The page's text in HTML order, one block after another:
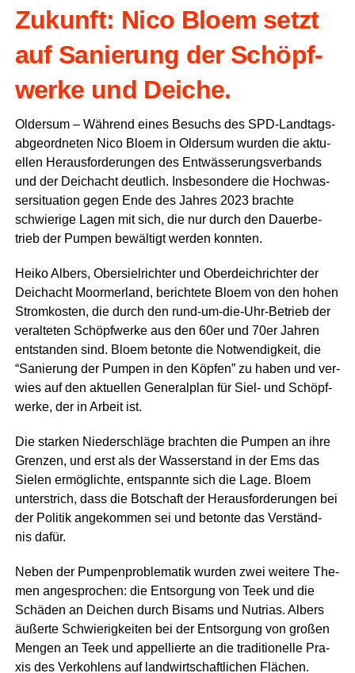
Zukunft: Nico Blo­em setzt
auf Sanie­rung der Schöpf­
wer­ke und Deiche.
Older­sum – Wäh­rend eines Besuchs des SPD-Land­tags­
ab­ge­ord­ne­ten Nico Blo­em in Older­sum wur­den die aktu­
el­len Her­aus­for­de­run­gen des Ent­wäs­se­rungs­ver­bands
und der Deich­acht deut­lich. Ins­be­son­de­re die Hoch­was­
ser­si­tua­ti­on gegen Ende des Jah­res 2023 brach­te
schwie­ri­ge Lagen mit sich, die nur durch den Dau­er­be­
trieb der Pum­pen bewäl­tigt wer­den konnten.
Hei­ko Albers, Ober­siel­rich­ter und Ober­deich­rich­ter der
Deich­acht Moorm­er­land, berich­te­te Blo­em von den hohen
Strom­kos­ten, die durch den rund-um-die-Uhr-Betrieb der
ver­al­te­ten Schöpf­wer­ke aus den 60er und 70er Jah­ren
ent­stan­den sind. Blo­em beton­te die Not­wen­dig­keit, die
“Sanie­rung der Pum­pen in den Köp­fen” zu haben und ver­
wies auf den aktu­el­len Gene­ral­plan für Siel- und Schöpf­
wer­ke, der in Arbeit ist.
Die star­ken Nie­der­schlä­ge brach­ten die Pum­pen an ihre
Gren­zen, und erst als der Was­ser­stand in der Ems das
Sie­len ermög­lich­te, ent­spann­te sich die Lage. Blo­em
unter­strich, dass die Bot­schaft der Her­aus­for­de­run­gen bei
der Poli­tik ange­kom­men sei und beton­te das Ver­ständ­
nis dafür.
Neben der Pum­pen­pro­ble­ma­tik wur­den zwei wei­te­re The­
men ange­spro­chen: die Ent­sor­gung von Teek und die
Schä­den an Dei­chen durch Bisams und Nut­ri­as. Albers
äußer­te Schwie­rig­kei­ten bei der Ent­sor­gung von gro­ßen
Men­gen an Teek und appel­lier­te an die tra­di­tio­nel­le Pra­
xis des Ver­koh­lens auf land­wirt­schaft­li­chen Flächen.